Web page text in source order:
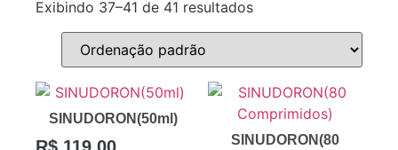
Exibindo 37–41 de 41 resultados
SINUDORON(50ml)
SINUDORON(80